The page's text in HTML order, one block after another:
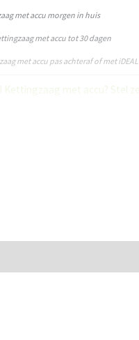
met accu morgen in huis
met accu tot 30 dagen
met accu pas achteraf of met iDEAL
met accu? Stel